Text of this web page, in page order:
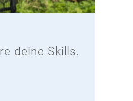
deine Skills.